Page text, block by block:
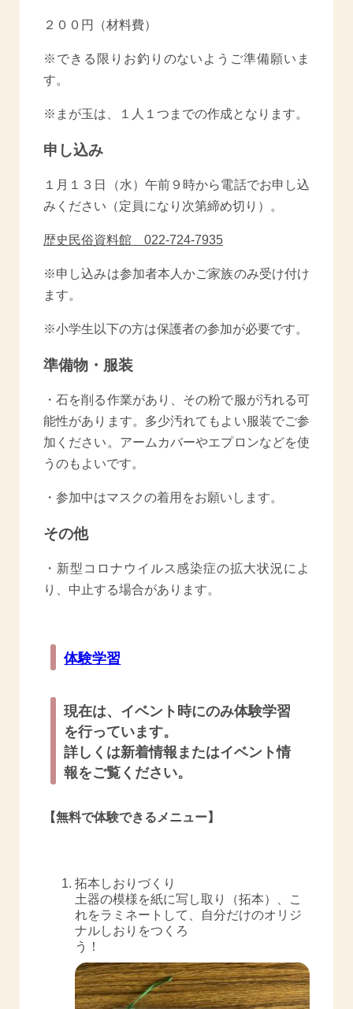
２００円（材料費）
※できる限りお釣りのないようご準備願いま
す。
※まが玉は、１人１つまでの作成となります。
申し込み
１月１３日（水）午前９時から電話でお申し込
みください（定員になり次第締め切り）。
歴史民俗資料館 022-724-7935
※申し込みは参加者本人かご家族のみ受け付け
ます。
※小学生以下の方は保護者の参加が必要です。
準備物・服装
・石を削る作業があり、その粉で服が汚れる可
能性があります。多少汚れてもよい服装でご参
加ください。アームカバーやエプロンなどを使
うのもよいです。
・参加中はマスクの着用をお願いします。
その他
・新型コロナウイルス感染症の拡大状況によ
り、中止する場合があります。
体験学習
現在は、イベント時にのみ体験学習
を行っています。
詳しくは新着情報またはイベント情
報をご覧ください。
【無料で体験できるメニュー】
拓本しおりづくり
土器の模様を紙に写し取り（拓本）、こ
れをラミネートして、自分だけのオリジ
ナルしおりをつくろ
う！